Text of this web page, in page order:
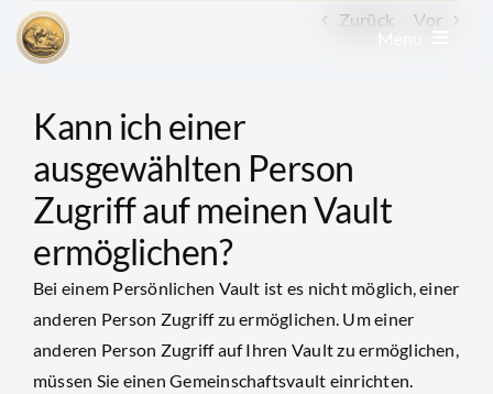
Zum
Inhalt
Menu
Edelmetall kaufen
Edelmetall verkaufen
Goldkonto
GoldRevolution
Zurück Vor
Kann ich einer
ausgewählten Person
Zugriff auf meinen Vault
ermöglichen?
Bei einem Persönlichen Vault ist es nicht möglich, einer
anderen Person Zugriff zu ermöglichen. Um einer
anderen Person Zugriff auf Ihren Vault zu ermöglichen,
müssen Sie einen Gemeinschaftsvault einrichten.